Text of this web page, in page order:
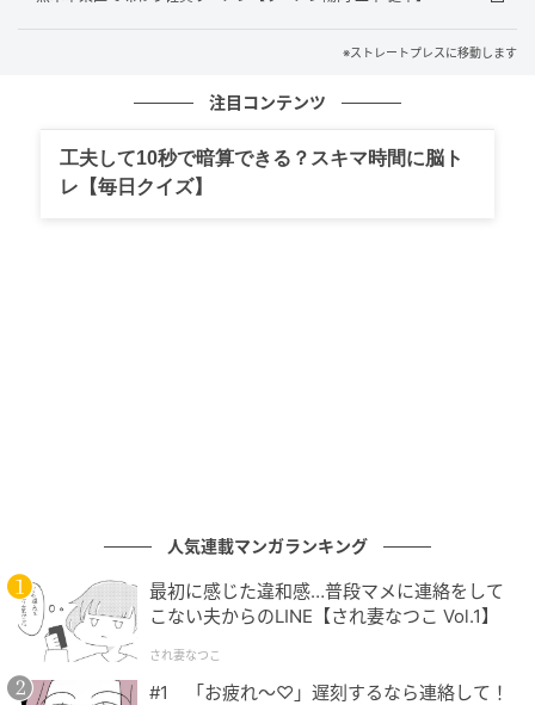
総合支所、大島総合支所、橘総合支所、東和総合支所
で、導入台数は4台。各総合支所に1台ずつ設置されて
ても、キャッシュレスニーズが確実に存在することが
確認されているという。
周防大島町役場 担当者のコメント
※ストレートプレスに移動します
注目コンテンツ
工夫して10秒で暗算できる？スキマ時間に脳ト
レ【毎日クイズ】
人気連載マンガランキング
最初に感じた違和感…普段マメに連絡をして
こない夫からのLINE【され妻なつこ Vol.1】
され妻なつこ
#1 「お疲れ〜♡」遅刻するなら連絡して！